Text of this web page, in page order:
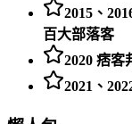
2015、
百大部落客
2020 痞客
2021、